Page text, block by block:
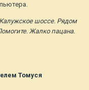
шоссе. Рядом
Жалко пацана.
Томуся